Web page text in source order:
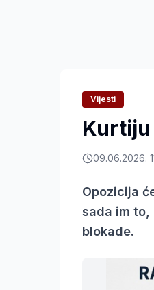
Vijesti
Kurtiju
09.06.2026.
Opozicija
sada im to,
blokade.